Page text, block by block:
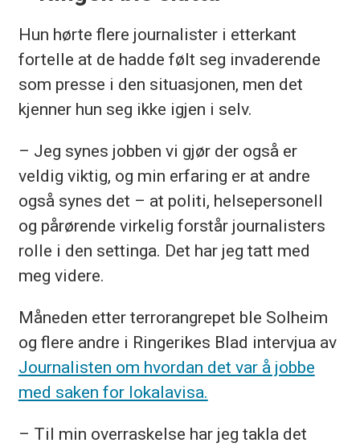
Hun hørte flere journalister i etterkant
fortelle at de hadde følt seg invaderende
som presse i den situasjonen, men det
kjenner hun seg ikke igjen i selv.
– Jeg synes jobben vi gjør der også er
veldig viktig, og min erfaring er at andre
også synes det – at politi, helsepersonell
og pårørende virkelig forstår journalisters
rolle i den settinga. Det har jeg tatt med
meg videre.
Måneden etter terrorangrepet ble Solheim
og flere andre i Ringerikes Blad intervjua av
Journalisten om hvordan det var å jobbe
med saken for lokalavisa.
– Til min overraskelse har jeg takla det